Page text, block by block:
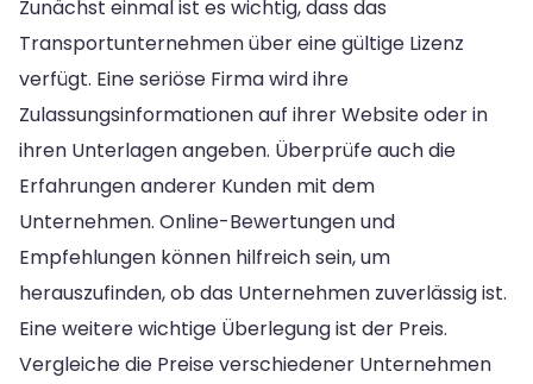
Zunächst einmal ist es wichtig, dass das
Transportunternehmen über eine gültige Lizenz
verfügt. Eine seriöse Firma wird ihre
Zulassungsinformationen auf ihrer Website oder in
ihren Unterlagen angeben. Überprüfe auch die
Erfahrungen anderer Kunden mit dem
Unternehmen. Online-Bewertungen und
Empfehlungen können hilfreich sein, um
herauszufinden, ob das Unternehmen zuverlässig ist.
Eine weitere wichtige Überlegung ist der Preis.
Vergleiche die Preise verschiedener Unternehmen